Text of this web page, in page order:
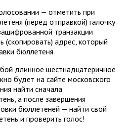
— отметить при
(перед отправкой) галочку
транзакции
(скопировать) адрес, который
бюллетеня.
длинное шестнадцатеричное
будет на сайте московского
найти сначала
а после завершения
бюллетеней — найти свой
и проверить голос!